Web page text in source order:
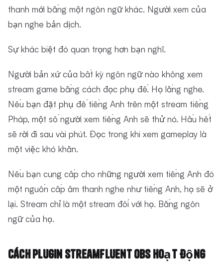
thanh mới bằng một ngôn ngữ khác. Người xem của
bạn nghe bản dịch.
Sự khác biệt đó quan trọng hơn bạn nghĩ.
Người bản xứ của bất kỳ ngôn ngữ nào không xem
stream game bằng cách đọc phụ đề. Họ lắng nghe.
Nếu bạn đặt phụ đề tiếng Anh trên một stream tiếng
Pháp, một số người xem tiếng Anh sẽ thử nó. Hầu hết
sẽ rời đi sau vài phút. Đọc trong khi xem gameplay là
một việc khó khăn.
Nếu bạn cung cấp cho những người xem tiếng Anh đó
một nguồn cấp âm thanh nghe như tiếng Anh, họ sẽ ở
lại. Stream chỉ là một stream đối với họ. Bằng ngôn
ngữ của họ.
Cách Plugin StreamFluent OBS Hoạt Động